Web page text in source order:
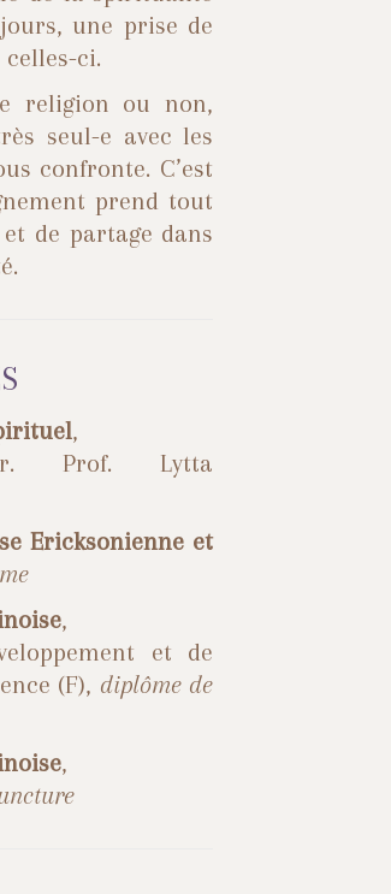
une prise de
ci.
religion ou non,
seul-e avec les
confronte. C’est
prend tout
de partage dans
,
Prof. Lytta
Ericksonienne et
,
et de
(F), diplôme de
,